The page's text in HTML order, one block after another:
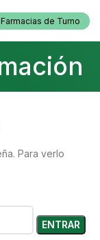
Farmacias de Turno
Para verlo